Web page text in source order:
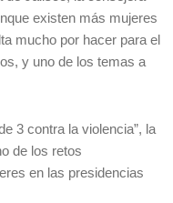
existen más mujeres
mucho por hacer para el
y uno de los temas a
3 contra la violencia”, la
de los retos
en las presidencias